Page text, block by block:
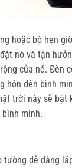
hoặc bộ hẹn
nó và tận
của nó. Đèn
hôn đến bình
trời này sẽ
minh.
tường dễ dàng